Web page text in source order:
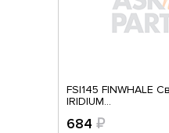
FSI145 FINWHALE
IRIDIUM...
684 ₽